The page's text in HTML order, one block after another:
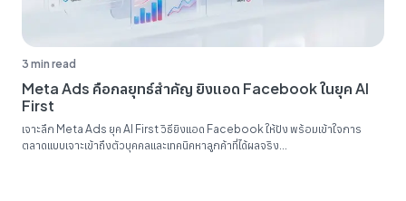
3 min read
Meta Ads คือกลยุทธ์สำคัญ ยิงแอด Facebook ในยุค AI
First
เจาะลึก Meta Ads ยุค AI First วิธียิงแอด Facebook ให้ปัง พร้อมเข้าใจการ
ตลาดแบบเจาะเข้าถึงตัวบุคคลและเทคนิคหาลูกค้าที่ได้ผลจริง...